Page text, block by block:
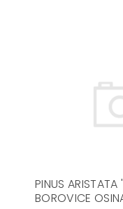
PINUS
BOROVICE